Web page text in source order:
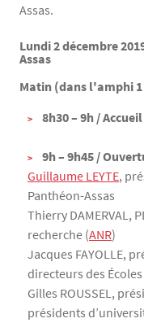
Assas.
Texte
Lundi 2 décembre
Assas
Matin (dans l'amphi 1
8h30 – 9h / Accueil
9h – 9h45 /
Guillaume LEYTE,
Panthéon-Assas
Thierry DAMERVAL,
recherche (ANR)
Jacques FAYOLLE,
directeurs des
Gilles ROUSSEL,
présidents